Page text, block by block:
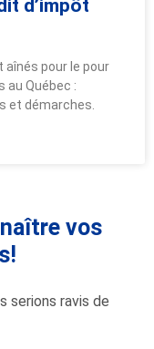
d’impôt
aînés pour le pour
au Québec :
et démarches.
vos
serions ravis de